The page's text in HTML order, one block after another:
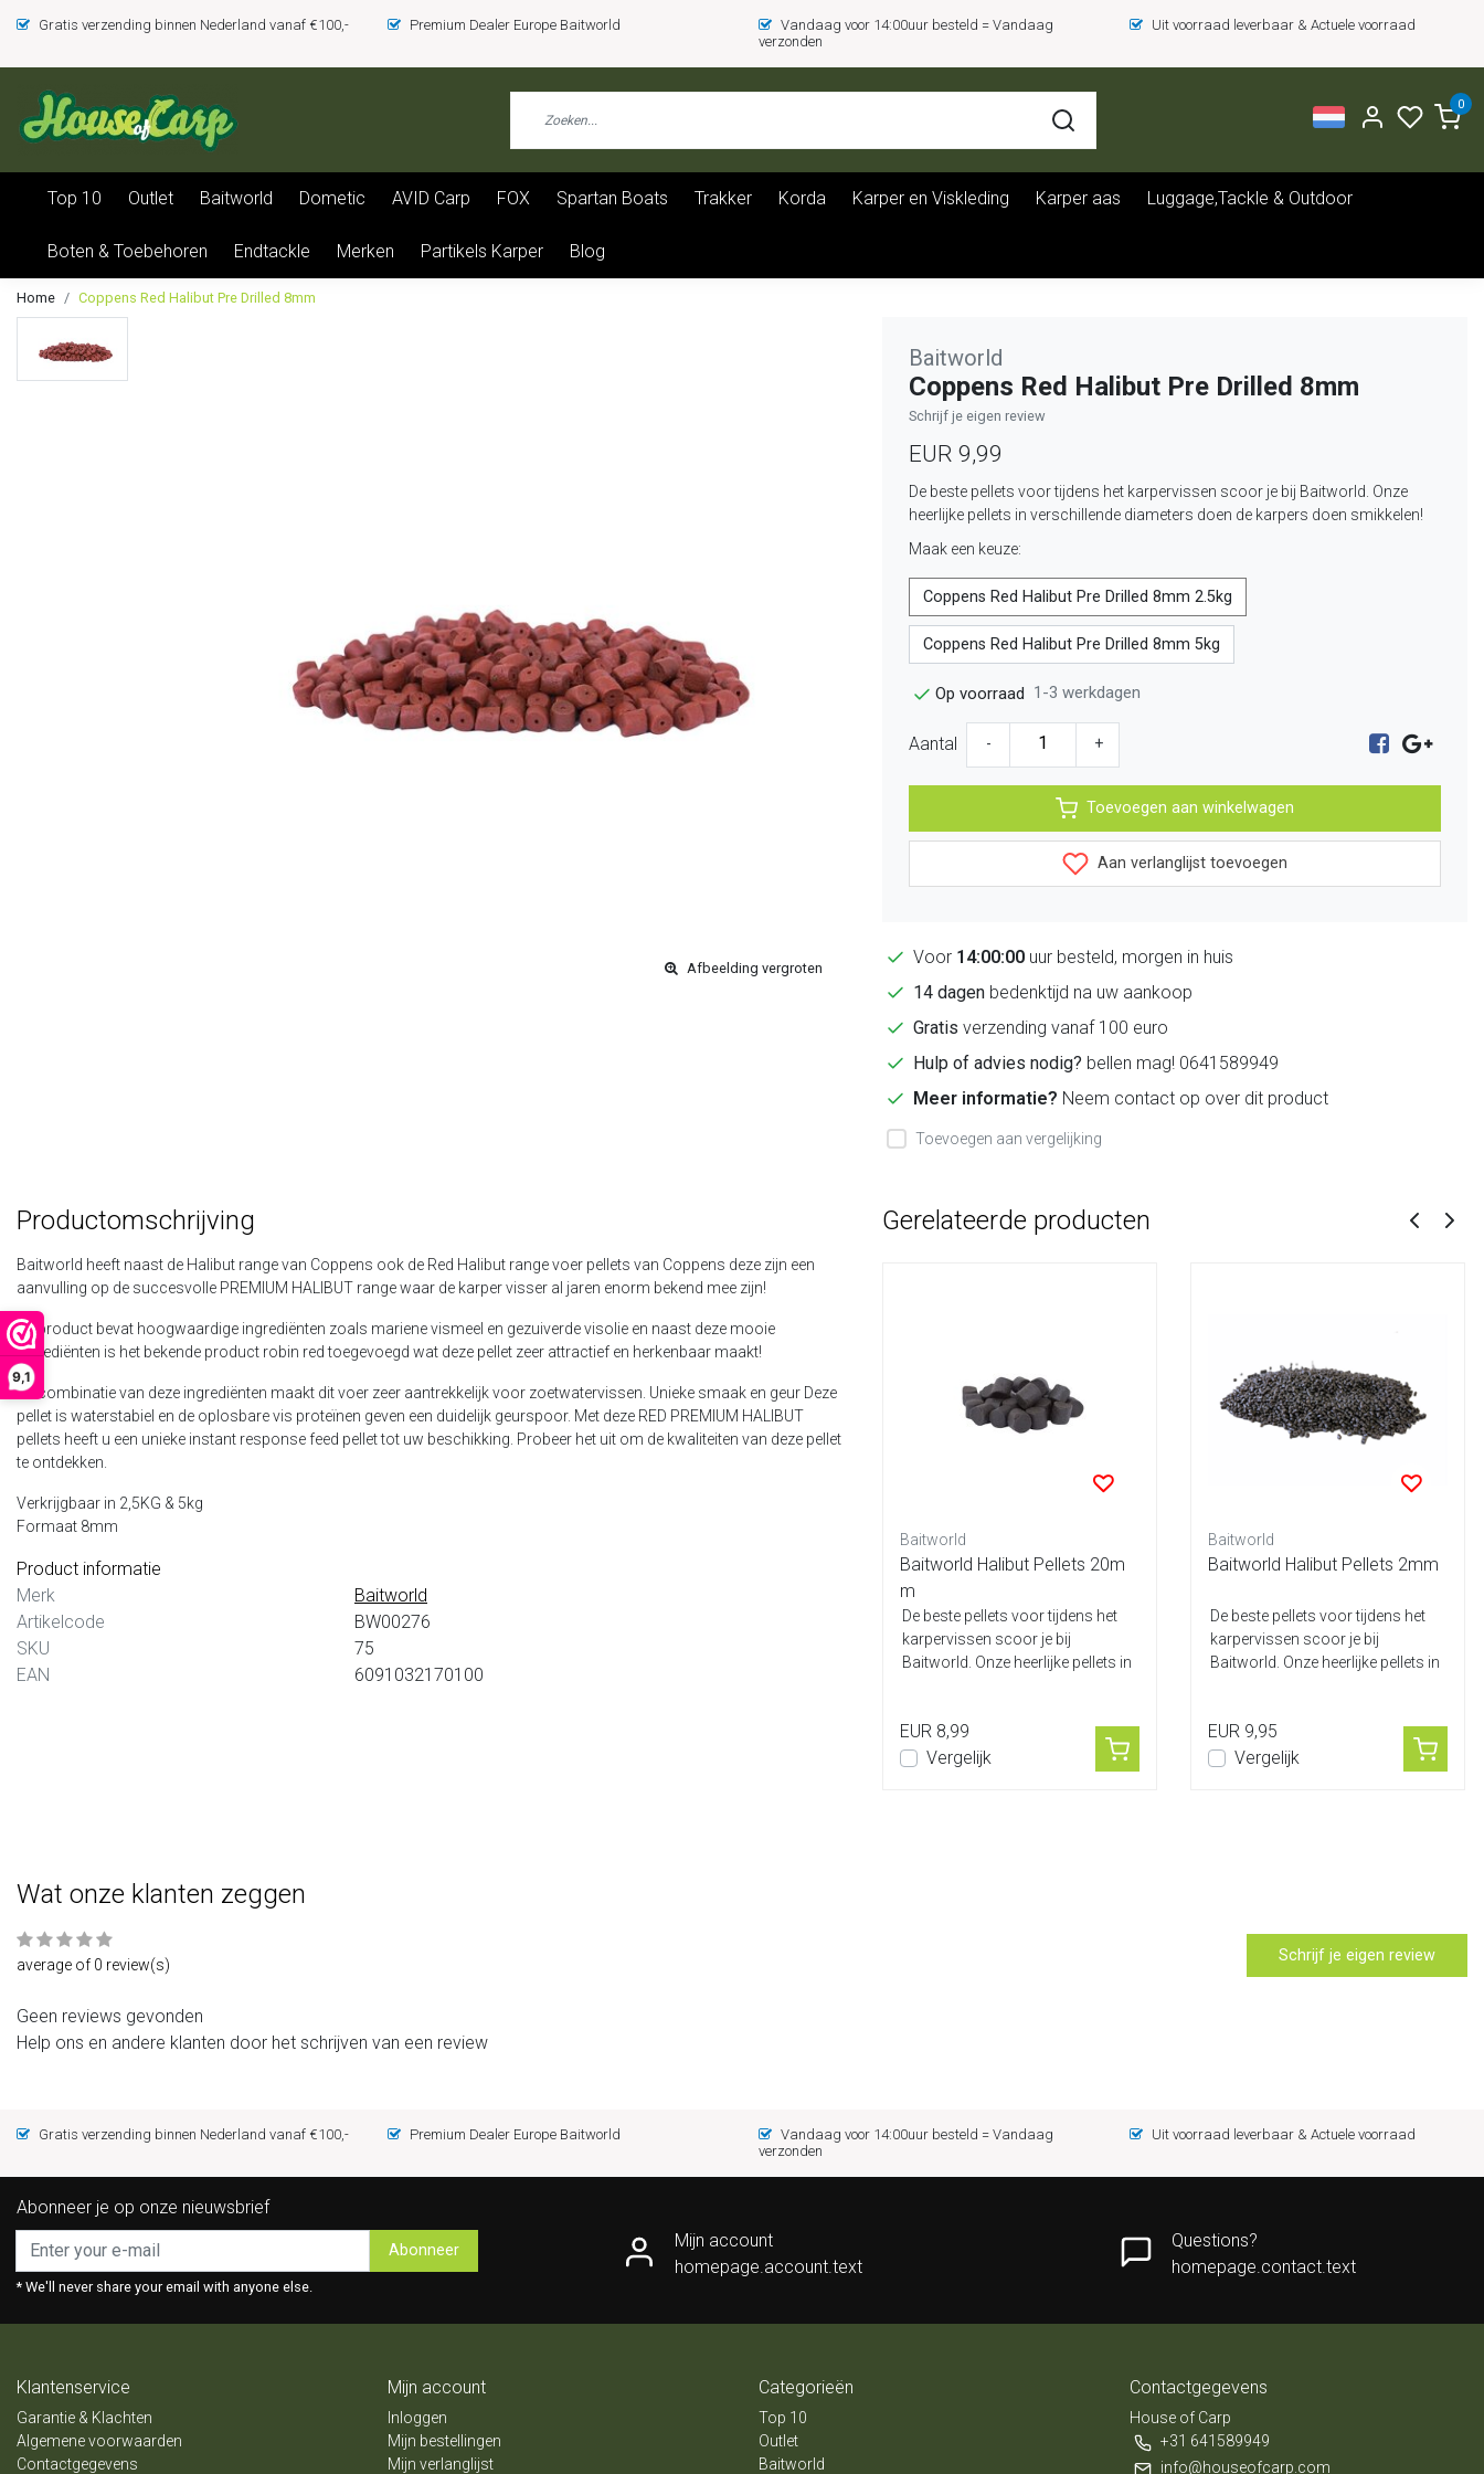
9,1
Gratis verzending binnen Nederland vanaf €100,- Premium Dealer Europe Baitworld
Vandaag voor 14:00uur besteld = Vandaag
verzonden
Uit voorraad leverbaar & Actuele voorraad
0
Top 10 Outlet Baitworld Dometic AVID Carp FOX Spartan Boats Trakker Korda Karper en Viskleding Karper aas Luggage,Tackle & Outdoor
Boten & Toebehoren Endtackle Merken Partikels Karper Blog
Home Coppens Red Halibut Pre Drilled 8mm
Afbeelding vergroten
Baitworld
Coppens Red Halibut Pre Drilled 8mm
Schrijf je eigen review
EUR 9,99
De beste pellets voor tijdens het karpervissen scoor je bij Baitworld. Onze
heerlijke pellets in verschillende diameters doen de karpers doen smikkelen!
Maak een keuze:
Coppens Red Halibut Pre Drilled 8mm 2.5kg
Coppens Red Halibut Pre Drilled 8mm 5kg
Op voorraad 1-3 werkdagen
Aantal - +
Toevoegen aan winkelwagen
Aan verlanglijst toevoegen
Voor 14:00:00 uur besteld, morgen in huis
14 dagen bedenktijd na uw aankoop
Gratis verzending vanaf 100 euro
Hulp of advies nodig? bellen mag! 0641589949
Meer informatie? Neem contact op over dit product
Toevoegen aan vergelijking
Productomschrijving
Baitworld heeft naast de Halibut range van Coppens ook de Red Halibut range voer pellets van Coppens deze zijn een
aanvulling op de succesvolle PREMIUM HALIBUT range waar de karper visser al jaren enorm bekend mee zijn!
Dit product bevat hoogwaardige ingrediënten zoals mariene vismeel en gezuiverde visolie en naast deze mooie
ingrediënten is het bekende product robin red toegevoegd wat deze pellet zeer attractief en herkenbaar maakt!
De combinatie van deze ingrediënten maakt dit voer zeer aantrekkelijk voor zoetwatervissen. Unieke smaak en geur Deze
pellet is waterstabiel en de oplosbare vis proteïnen geven een duidelijk geurspoor. Met deze RED PREMIUM HALIBUT
pellets heeft u een unieke instant response feed pellet tot uw beschikking. Probeer het uit om de kwaliteiten van deze pellet
te ontdekken.
Verkrijgbaar in 2,5KG & 5kg
Formaat 8mm
Product informatie
Merk
Baitworld
Artikelcode
BW00276
SKU
75
EAN
6091032170100
Gerelateerde producten
De beste pellets voor tijdens het
karpervissen scoor je bij
verschillende diameters...
Baitworld
Baitworld Halibut Pellets 20m
m
De beste pellets voor tijdens het
karpervissen scoor je bij
Baitworld. Onze heerlijke pellets in
EUR 8,99
Vergelijk
Baitworld
Baitworld Halibut Pellets 2mm
De beste pellets voor tijdens het
karpervissen scoor je bij
Baitworld. Onze heerlijke pellets in
EUR 9,95
Vergelijk
Wat onze klanten zeggen
average of 0 review(s) Schrijf je eigen review
Geen reviews gevonden
Help ons en andere klanten door het schrijven van een review
Gratis verzending binnen Nederland vanaf €100,- Premium Dealer Europe Baitworld
Vandaag voor 14:00uur besteld = Vandaag
verzonden
Uit voorraad leverbaar & Actuele voorraad
Abonneer je op onze nieuwsbrief
Abonneer
* We'll never share your email with anyone else.
Mijn account
homepage.account.text
Questions?
homepage.contact.text
Klantenservice
Garantie & Klachten
Algemene voorwaarden
Contactgegevens
Mijn account
Inloggen
Mijn bestellingen
Mijn verlanglijst
Categorieën
Top 10
Outlet
Baitworld
Contactgegevens
House of Carp
+31 641589949
info@houseofcarp.com